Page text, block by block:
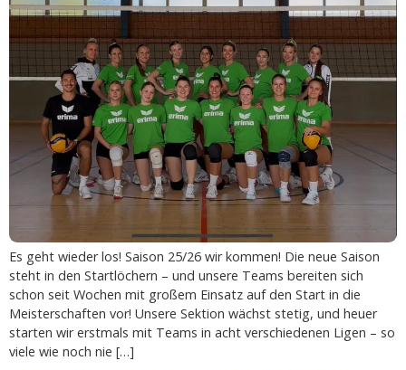
Es geht wieder los! Saison 25/26 wir kommen! Die neue Saison
steht in den Startlöchern – und unsere Teams bereiten sich
schon seit Wochen mit großem Einsatz auf den Start in die
Meisterschaften vor! Unsere Sektion wächst stetig, und heuer
starten wir erstmals mit Teams in acht verschiedenen Ligen – so
viele wie noch nie […]